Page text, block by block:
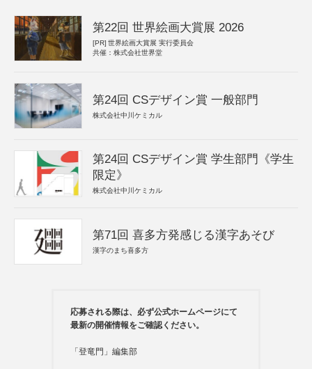
第22回 世界絵画大賞展 2026
[PR] 世界絵画大賞展 実行委員会
共催：株式会社世界堂
第24回 CSデザイン賞 一般部門
株式会社中川ケミカル
第24回 CSデザイン賞 学生部門《学生
限定》
株式会社中川ケミカル
第71回 喜多方発感じる漢字あそび
漢字のまち喜多方
応募される際は、必ず公式ホームページにて
最新の開催情報をご確認ください。
「登竜門」編集部